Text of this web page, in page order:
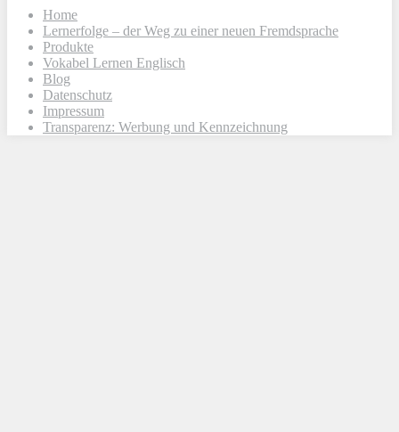
Home
Lernerfolge – der Weg zu einer neuen Fremdsprache
Produkte
Vokabel Lernen Englisch
Blog
Datenschutz
Impressum
Transparenz: Werbung und Kennzeichnung